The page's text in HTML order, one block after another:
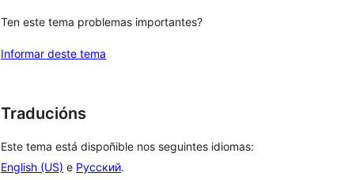
Ten este tema problemas importantes?
Informar deste tema
Traducións
Este tema está dispoñible nos seguintes idiomas:
English (US) e Русский.